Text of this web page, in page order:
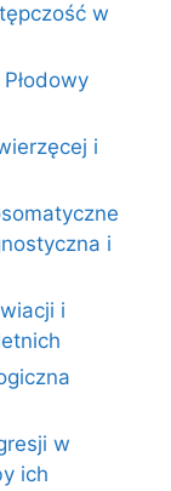
w
i
i
i
w
ich